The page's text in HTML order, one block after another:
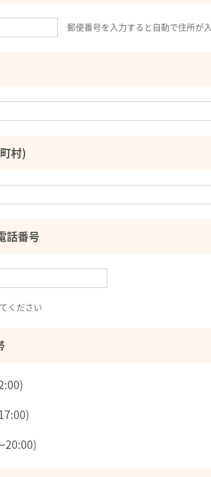
郵便番号を入力すると自動で住所が入
村)
話番号
ください
20:00)